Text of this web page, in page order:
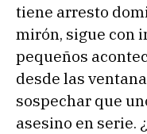
tiene arresto
mirón, sigue con
pequeños
desde las
sospechar que
asesino en serie.